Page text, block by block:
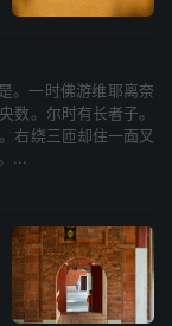
。一时佛游维耶离奈
数。尔时有长者子。
右绕三匝却住一面叉
...